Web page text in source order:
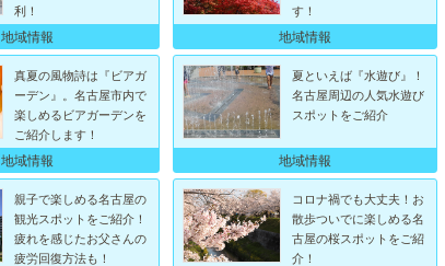
利！
地域情報
す！
地域情報
真夏の風物詩は『ビアガ
ーデン』。名古屋市内で
楽しめるビアガーデンを
ご紹介します！
地域情報
夏といえば『水遊び』！
名古屋周辺の人気水遊び
スポットをご紹介
地域情報
親子で楽しめる名古屋の
観光スポットをご紹介！
疲れを感じたお父さんの
疲労回復方法も！
コロナ禍でも大丈夫！お
散歩ついでに楽しめる名
古屋の桜スポットをご紹
介！